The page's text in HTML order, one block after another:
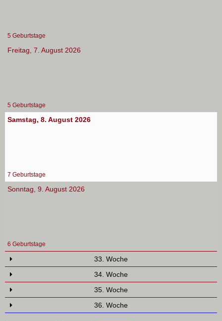
5 Geburtstage
Freitag, 7. August 2026
5 Geburtstage
Samstag, 8. August 2026
7 Geburtstage
Sonntag, 9. August 2026
6 Geburtstage
33. Woche
34. Woche
35. Woche
36. Woche